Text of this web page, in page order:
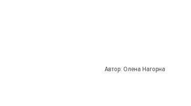
Автор: Олена Нагорна